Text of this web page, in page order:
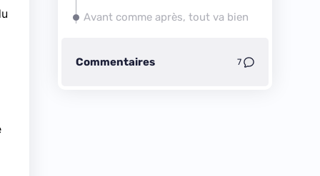
Avant comme après, tout va bien
Commentaires 7